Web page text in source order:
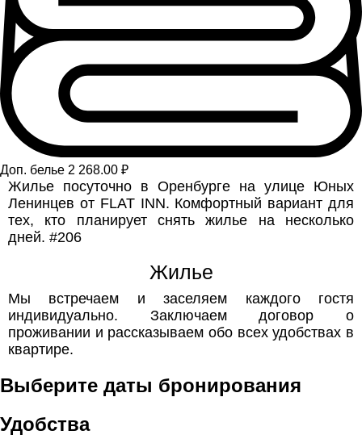
Доп. белье 2 268.00 ₽
Жилье посуточно в Оренбурге на улице Юных
Ленинцев от FLAT INN. Комфортный вариант для
тех, кто планирует снять жилье на несколько
дней. #206
Жилье
Мы встречаем и заселяем каждого гостя
индивидуально. Заключаем договор о
проживании и рассказываем обо всех удобствах в
квартире.
Выберите даты бронирования
Удобства